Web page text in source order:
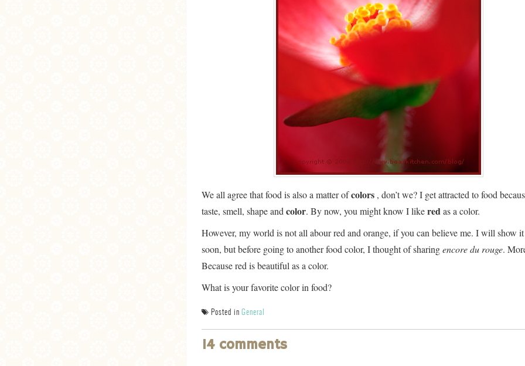
We all agree that food is also a matter ofcolors , don’t we? I get attracted to food
taste, smell, shape and color. By now, you might know I likeredas a color.
However, my world is not all abour red and orange, if you can believe me. I will show
soon, but before going to another food color, I thought of sharingencore du rouge.
Because red is beautiful as a color.
What is your favorite color in food?
Posted in General
14 comments